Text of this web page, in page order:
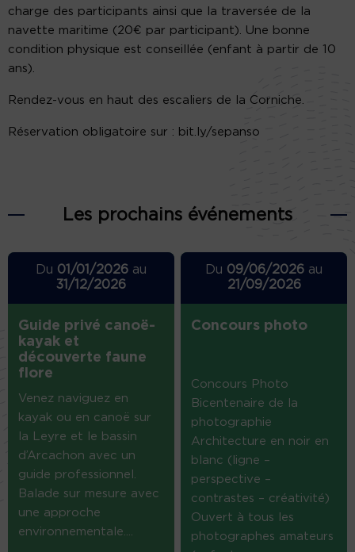
charge des participants ainsi que la traversée de la
navette maritime (20€ par participant). Une bonne
condition physique est conseillée (enfant à partir de 10
ans).
Rendez-vous en haut des escaliers de la Corniche.
Réservation obligatoire sur : bit.ly/sepanso
Les prochains événements
Du 01/01/2026au
31/12/2026
Guide privé canoë-
kayak et
découverte faune
flore
Venez naviguez en
kayak ou en canoë sur
la Leyre et le bassin
d’Arcachon avec un
guide professionnel.
Balade sur mesure avec
une approche
environnementale....
Du 09/06/2026 au
21/09/2026
Concours photo
Concours Photo
Bicentenaire de la
photographie
Architecture en noir en
blanc (ligne –
perspective –
contrastes – créativité)
Ouvert à tous les
photographes amateurs